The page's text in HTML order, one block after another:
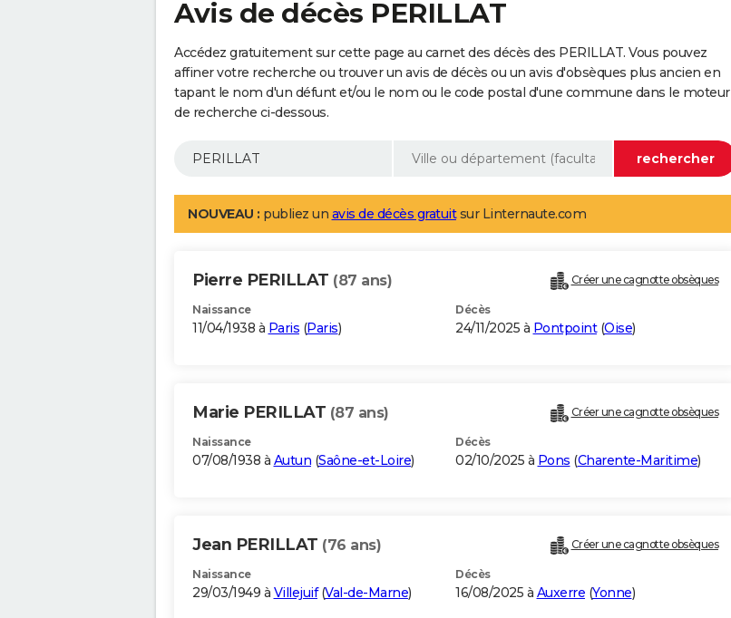
Avis de décès PERILLAT
Accédez gratuitement sur cette page au carnet des décès des PERILLAT. Vous pouvez
affiner votre recherche ou trouver un avis de décès ou un avis d'obsèques plus ancien en
tapant le nom d'un défunt et/ou le nom ou le code postal d'une commune dans le moteur
de recherche ci-dessous.
NOUVEAU : publiez un avis de décès gratuitsur Linternaute.com
Pierre PERILLAT (87 ans) Créer une cagnotte obsèques
Naissance
11/04/1938 à Paris (Paris)
Décès
24/11/2025 à Pontpoint(Oise)
Marie PERILLAT (87 ans) Créer une cagnotte obsèques
Naissance
07/08/1938 à Autun (Saône-et-Loire)
Décès
02/10/2025 à Pons (Charente-Maritime)
Jean PERILLAT (76 ans) Créer une cagnotte obsèques
Naissance
29/03/1949 à Villejuif(Val-de-Marne)
Décès
16/08/2025 à Auxerre (Yonne)